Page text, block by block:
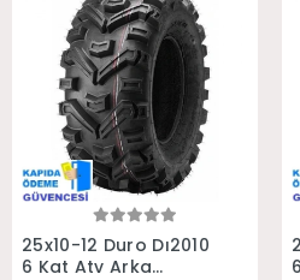
Sepete Ekle
25x10-12 Duro Dı2010
6 Kat Atv Arka